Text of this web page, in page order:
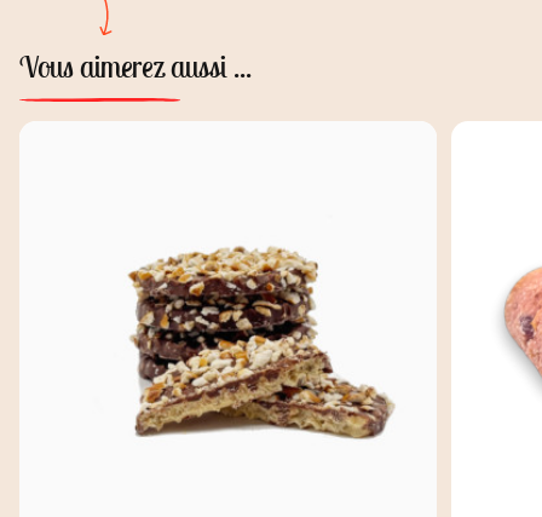
Vous aimerez aussi ...